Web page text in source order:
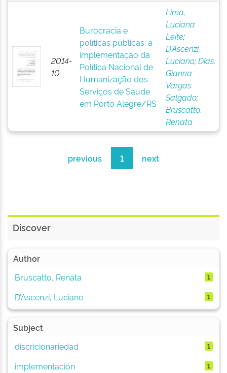
2014-
10
Burocracia e
políticas públicas: a
implementação da
Política Nacional de
Humanização dos
Serviços de Saúde
em Porto Alegre/RS
Lima,
Luciana
Leite;
D’Ascenzi,
Luciano;Dias,
Gianna
Vargas
Salgado;
Bruscatto,
Renata
previous 1 next
Discover
Author
Bruscatto, Renata
1
D’Ascenzi, Luciano 1
Subject
discricionariedad
1
implementación 1